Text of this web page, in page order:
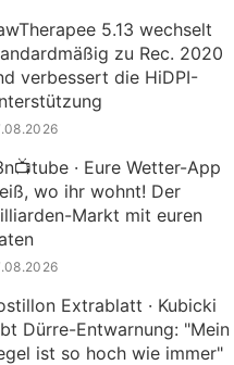
5.13 wechselt
zu Rec. 2020
verbessert die HiDPI-
· Eure Wetter-App
wo ihr wohnt! Der
Markt mit euren
Extrablatt · Kubicki
Dürre-Entwarnung: "Mein
ist so hoch wie immer"